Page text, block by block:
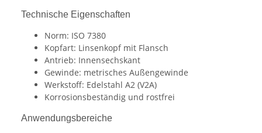
Technische Eigenschaften
Norm: ISO 7380
Kopfart: Linsenkopf mit Flansch
Antrieb: Innensechskant
Gewinde: metrisches Außengewinde
Werkstoff: Edelstahl A2 (V2A)
Korrosionsbeständig und rostfrei
Anwendungsbereiche